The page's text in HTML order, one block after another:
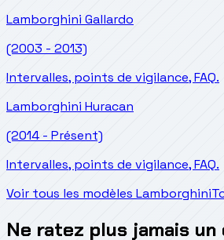
Lamborghini Gallardo
(2003 - 2013)
Intervalles, points de vigilance, FAQ.
Lamborghini Huracan
(2014 - Présent)
Intervalles, points de vigilance, FAQ.
Voir tous les modèles Lamborghini
Ne ratez plus jamais